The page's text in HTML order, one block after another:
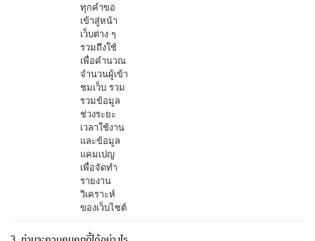
ทุกคำขอ
เข้าสู่หน้า
เว็บต่าง ๆ
รวมถึงใช้
เพื่อคำนวณ
จำนวนผู้เข้า
ชมเว็บ รวม
รวมข้อมูล
ช่วงระยะ
เวลาใช้งาน
และข้อมูล
แคมเปญ
เพื่อจัดทำ
รายงาน
วิเคราะห์
ของเว็บไซต์